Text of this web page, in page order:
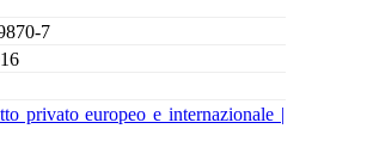
7
privato europeo e internazionale |